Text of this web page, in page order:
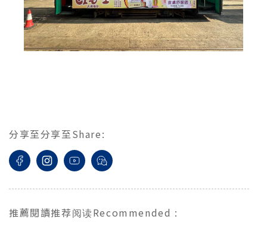
分享至分享至Share:
推薦閱讀推荐阅读Recommended :